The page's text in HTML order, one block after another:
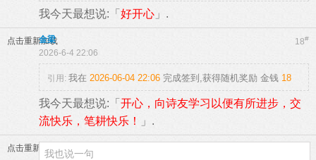
我今天最想说:「 好开心 」.
点击重新加载 18#
金梁
2026-6-4 22:06
引用: 我在 2026-06-04 22:06 完成签到,获得随机奖励 金钱 18
我今天最想说:「 开心，向诗友学习以便有所进步，交
流快乐，笔耕快乐！
」.
点击重新加载